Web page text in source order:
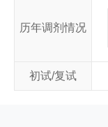
历年调剂情况
初试/复试